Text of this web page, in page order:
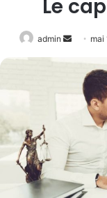
Le
admin
Envoyer
courriel
mai